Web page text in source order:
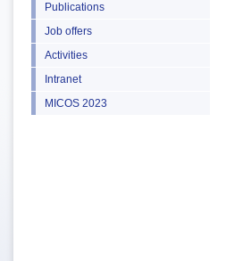
Publications
Job offers
Activities
Intranet
MICOS 2023